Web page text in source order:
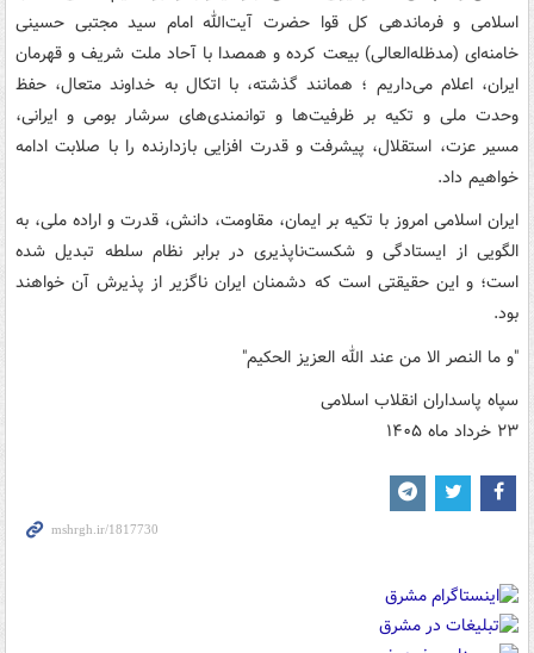
اسلامی و فرماندهی کل قوا حضرت آیت‌الله امام سید مجتبی حسینی
خامنه‌ای (مدظله‌العالی) بیعت کرده و همصدا با آحاد ملت شریف و قهرمان
ایران، اعلام می‌داریم ؛ همانند گذشته، با اتکال به خداوند متعال، حفظ
وحدت ملی و تکیه بر ظرفیت‌ها و توانمندی‌های سرشار بومی و ایرانی،
مسیر عزت، استقلال، پیشرفت و قدرت افزایی بازدارنده را با صلابت ادامه
خواهیم داد.
ایران اسلامی امروز با تکیه بر ایمان، مقاومت، دانش، قدرت و اراده ملی، به
الگویی از ایستادگی و شکست‌ناپذیری در برابر نظام سلطه تبدیل شده
است؛ و این حقیقتی است که دشمنان ایران ناگزیر از پذیرش آن خواهند
بود.
"و ما النصر الا من عند الله العزیز الحکیم"
سپاه پاسداران انقلاب اسلامی
۲۳ خرداد ماه ۱۴۰۵